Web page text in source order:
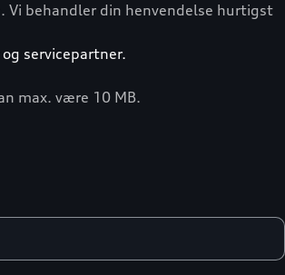
Vi behandler din henvendelse hurtigst
servicepartner.
max. være 10 MB.